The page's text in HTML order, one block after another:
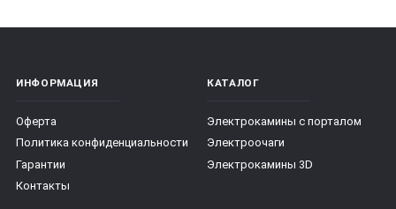
ИНФОРМАЦИЯ
Оферта
Политика конфиденциальности
Гарантии
Контакты
КАТАЛОГ
Электрокамины с порталом
Электроочаги
Электрокамины 3D